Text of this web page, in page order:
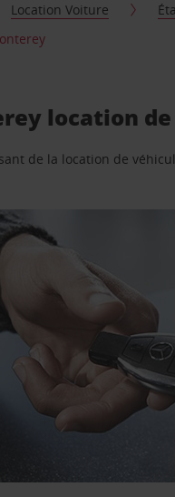
Location Voiture
location
de la location de